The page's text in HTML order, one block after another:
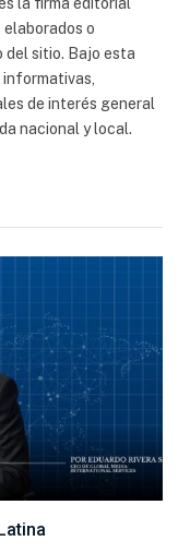
o
del sitio. Bajo esta
de interés general
nacional y local.